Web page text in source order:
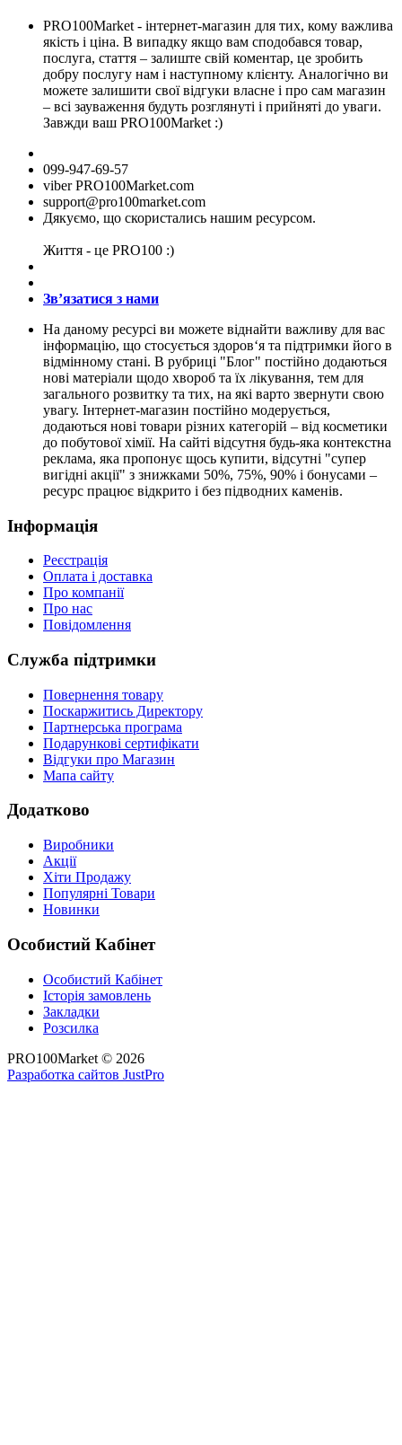
PRO100Market - інтернет-магазин для тих, кому важлива
якість і ціна. В випадку якщо вам сподобався товар,
послуга, стаття – залиште свій коментар, це зробить
добру послугу нам і наступному клієнту. Аналогічно ви
можете залишити свої відгуки власне і про сам магазин
– всі зауваження будуть розглянуті і прийняті до уваги.
Завжди ваш PRO100Market :)
099-947-69-57
viber PRO100Market.com
support@pro100market.com
Дякуємо, що скористались нашим ресурсом.
Життя - це PRO100 :)
Зв’язатися з нами
На даному ресурсі ви можете віднайти важливу для вас
інформацію, що стосується здоров‘я та підтримки його в
відмінному стані. В рубриці "Блог" постійно додаються
нові матеріали щодо хвороб та їх лікування, тем для
загального розвитку та тих, на які варто звернути свою
увагу. Інтернет-магазин постійно модерується,
додаються нові товари різних категорій – від косметики
до побутової хімії. На сайті відсутня будь-яка контекстна
реклама, яка пропонує щось купити, відсутні "супер
вигідні акції" з знижками 50%, 75%, 90% і бонусами –
ресурс працює відкрито і без підводних каменів.
Інформація
Реєстрація
Оплата і доставка
Про компанії
Про нас
Повідомлення
Служба підтримки
Повернення товару
Поскаржитись Директору
Партнерська програма
Подарункові сертифікати
Відгуки про Магазин
Мапа сайту
Додатково
Виробники
Акції
Хіти Продажу
Популярні Товари
Новинки
Особистий Кабінет
Особистий Кабінет
Історія замовлень
Закладки
Розсилка
PRO100Market © 2026
Разработка сайтов JustPro